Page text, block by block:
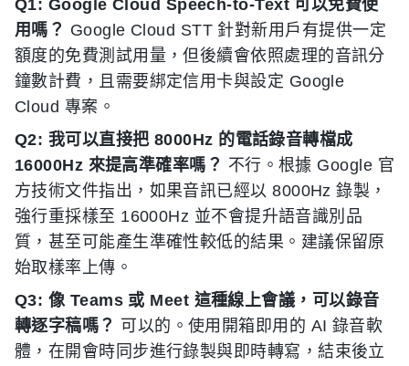
Q1: Google Cloud Speech-to-Text 可以免費使
用嗎？ Google Cloud STT 針對新用戶有提供一定
額度的免費測試用量，但後續會依照處理的音訊分
鐘數計費，且需要綁定信用卡與設定 Google
Cloud 專案。
Q2: 我可以直接把 8000Hz 的電話錄音轉檔成
16000Hz 來提高準確率嗎？ 不行。根據 Google 官
方技術文件指出，如果音訊已經以 8000Hz 錄製，
強行重採樣至 16000Hz 並不會提升語音識別品
質，甚至可能產生準確性較低的結果。建議保留原
始取樣率上傳。
Q3: 像 Teams 或 Meet 這種線上會議，可以錄音
轉逐字稿嗎？ 可以的。使用開箱即用的 AI 錄音軟
體，在開會時同步進行錄製與即時轉寫，結束後立